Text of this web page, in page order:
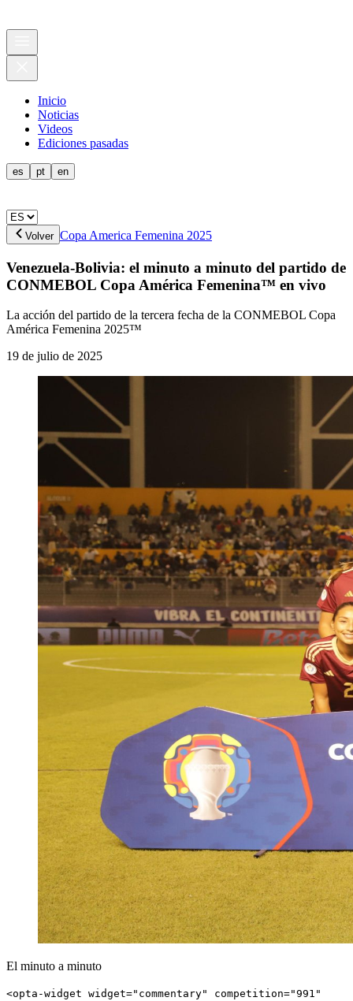
Inicio
Noticias
Videos
Ediciones pasadas
es pt en
Volver Copa America Femenina 2025
Venezuela-Bolivia: el minuto a minuto del partido de
CONMEBOL Copa América Femenina™ en vivo
La acción del partido de la tercera fecha de la CONMEBOL Copa
América Femenina 2025™
19 de julio de 2025
El minuto a minuto
<opta-widget widget="commentary" competition="991"